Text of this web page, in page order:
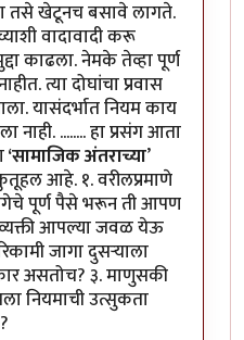
तसे खेटूनच बसावे लागते.
वादावादी करू
काढला. नेमके तेव्हा पूर्ण
त्या दोघांचा प्रवास
यासंदर्भात नियम काय
नाही. ........ हा प्रसंग आता
‘सामाजिक अंतराच्या’
आहे. १. वरीलप्रमाणे
पूर्ण पैसे भरून ती आपण
आपल्या जवळ येऊ
जागा दुसऱ्याला
असतोच? ३. माणुसकी
नियमाची उत्सुकता